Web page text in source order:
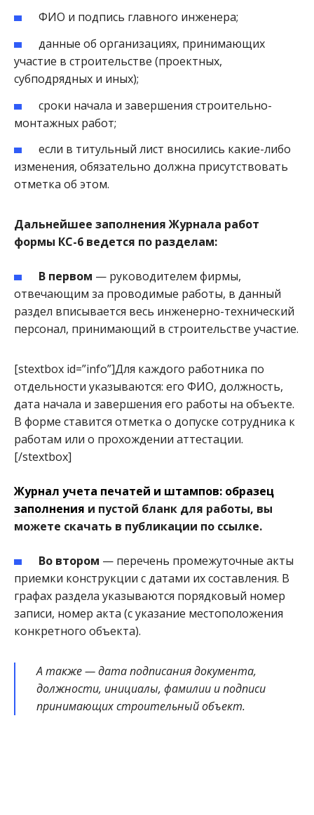
ФИО и подпись главного инженера;
данные об организациях, принимающих
участие в строительстве (проектных,
субподрядных и иных);
сроки начала и завершения строительно-
монтажных работ;
если в титульный лист вносились какие-либо
изменения, обязательно должна присутствовать
отметка об этом.
Дальнейшее заполнения Журнала работ
формы КС-6 ведется по разделам:
В первом — руководителем фирмы,
отвечающим за проводимые работы, в данный
раздел вписывается весь инженерно-технический
персонал, принимающий в строительстве участие.
[stextbox id=”info”]Для каждого работника по
отдельности указываются: его ФИО, должность,
дата начала и завершения его работы на объекте.
В форме ставится отметка о допуске сотрудника к
работам или о прохождении аттестации.
[/stextbox]
Журнал учета печатей и штампов: образец
заполнения и пустой бланк для работы, вы
можете скачать в публикации по ссылке.
Во втором — перечень промежуточные акты
приемки конструкции с датами их составления. В
графах раздела указываются порядковый номер
записи, номер акта (с указание местоположения
конкретного объекта).
А также — дата подписания документа,
должности, инициалы, фамилии и подписи
принимающих строительный объект.